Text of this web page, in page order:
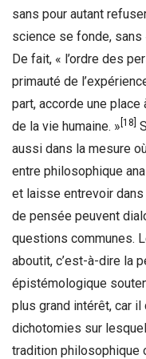
sans pour autant
science se fonde, sans
De fait, « l’ordre des
primauté de
part, accorde une
de la vie humaine. » [18]
aussi dans la mesure
entre philosophique
et laisse entrevoir
de pensée peuvent
questions communes.
aboutit, c’est-à-dire la
épistémologique
plus grand intérêt, car
dichotomies sur
tradition philosophique